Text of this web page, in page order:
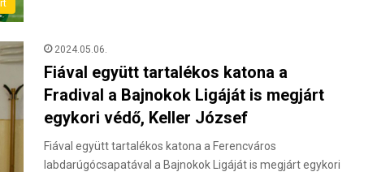
2024.05.06.
Fiával együtt tartalékos katona a
Fradival a Bajnokok Ligáját is megjárt
egykori védő, Keller József
Fiával együtt tartalékos katona a Ferencváros
labdarúgócsapatával a Bajnokok Ligáját is megjárt egykori